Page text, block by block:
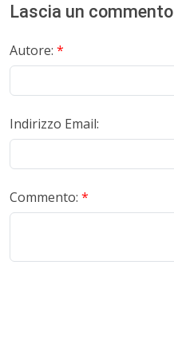
Lascia un commento
Autore: *
Indirizzo Email:
Commento: *